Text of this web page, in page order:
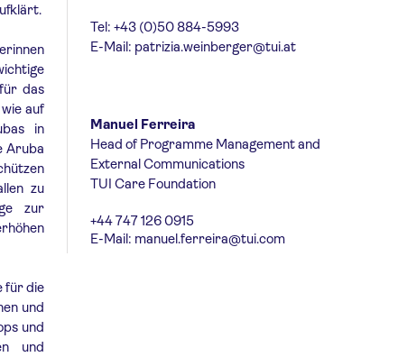
das
auf
in
Aruba
zu
zur
für die
und
und
und
Tel: +43 (0)50 884-5993
E-Mail: patrizia.weinberger@tui.at
Manuel Ferreira
Head of Programme Management and
External Communications
TUI Care Foundation
+44 747 126 0915
E-Mail: manuel.ferreira@tui.com